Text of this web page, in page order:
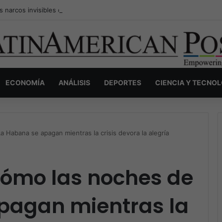
narcos invisibles de Colombia: la guerra secreta por la verdad, el
ECONOMÍA ANÁLISIS DEPORTES CIENCIA Y
Habana se apagan mientras la crisis devora la alegría
las noches de
mientras la